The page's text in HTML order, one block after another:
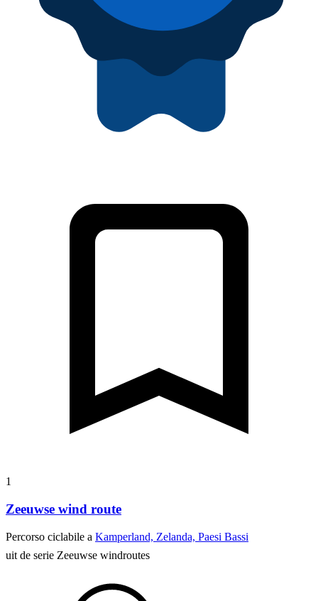
1
Zeeuwse wind route
Percorso ciclabile a Kamperland, Zelanda, Paesi Bassi
uit de serie Zeeuwse windroutes